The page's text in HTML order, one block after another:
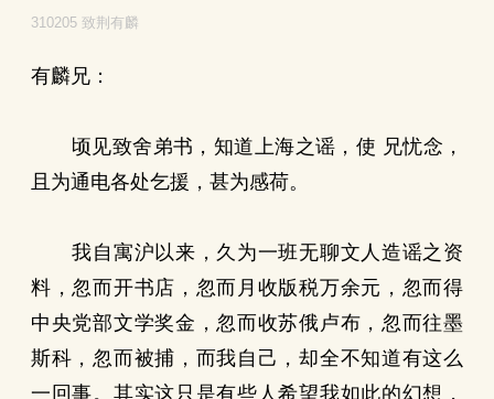
310205 致荆有麟
有麟兄：
顷见致舍弟书，知道上海之谣，使 兄忧念，
且为通电各处乞援，甚为感荷。
我自寓沪以来，久为一班无聊文人造谣之资
料，忽而开书店，忽而月收版税万余元，忽而得
中央党部文学奖金，忽而收苏俄卢布，忽而往墨
斯科，忽而被捕，而我自己，却全不知道有这么
一回事。其实这只是有些人希望我如此的幻想，